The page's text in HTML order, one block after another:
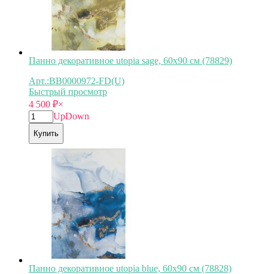
Панно декоративное utopia sage, 60х90 см (78829)
Арт.:BB0000972-FD(U)
Быстрый просмотр
4 500 ₽×
UpDown
Купить
Панно декоративное utopia blue, 60х90 см (78828)